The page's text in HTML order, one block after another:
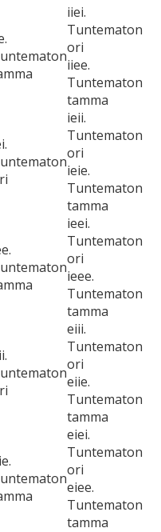
iiei.
Tuntematon
ori
iiee.
Tuntematon
tamma
ieii.
Tuntematon
ori
ieie.
Tuntematon
tamma
ieei.
Tuntematon
ori
ieee.
Tuntematon
tamma
eiii.
Tuntematon
ori
eiie.
Tuntematon
tamma
eiei.
Tuntematon
ori
eiee.
Tuntematon
tamma